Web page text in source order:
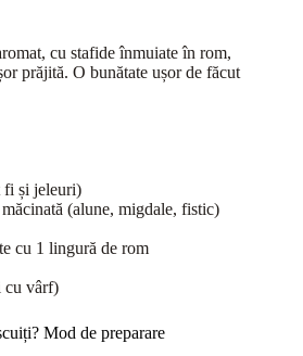
cu stafide înmuiate în rom,
prăjită. O bunătate ușor de făcut
fi și jeleuri)
(alune, migdale, fistic)
cu 1 lingură de rom
cu vârf)
Mod de preparare